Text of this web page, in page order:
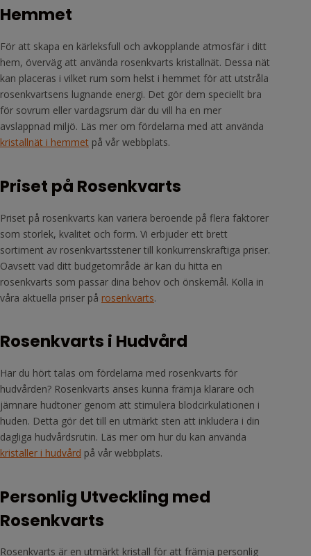
Hemmet
För att skapa en kärleksfull och avkopplande atmosfär i ditt
hem, överväg att använda rosenkvarts kristallnät. Dessa nät
kan placeras i vilket rum som helst i hemmet för att utstråla
rosenkvartsens lugnande energi. Det gör dem speciellt bra
för sovrum eller vardagsrum där du vill ha en mer
avslappnad miljö. Läs mer om fördelarna med att använda
kristallnät i hemmet på vår webbplats.
Priset på Rosenkvarts
Priset på rosenkvarts kan variera beroende på flera faktorer
som storlek, kvalitet och form. Vi erbjuder ett brett
sortiment av rosenkvartsstener till konkurrenskraftiga priser.
Oavsett vad ditt budgetområde är kan du hitta en
rosenkvarts som passar dina behov och önskemål. Kolla in
våra aktuella priser på rosenkvarts.
Rosenkvarts i Hudvård
Har du hört talas om fördelarna med rosenkvarts för
hudvården? Rosenkvarts anses kunna främja klarare och
jämnare hudtoner genom att stimulera blodcirkulationen i
huden. Detta gör det till en utmärkt sten att inkludera i din
dagliga hudvårdsrutin. Läs mer om hur du kan använda
kristaller i hudvård på vår webbplats.
Personlig Utveckling med
Rosenkvarts
Rosenkvarts är en utmärkt kristall för att främja personlig